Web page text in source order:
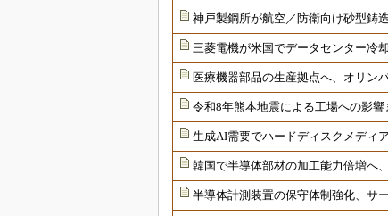
神戸製鋼所が航空／防衛向け砂型鋳
三菱電機が米国でデータセンター冷
医療機器部品の生産拠点へ、オリン
令和8年熊本地震による工場への影響
生成AI需要でハードディスクメディ
韓国で半導体部材の加工能力倍増へ
半導体計測装置の保守体制強化、サ